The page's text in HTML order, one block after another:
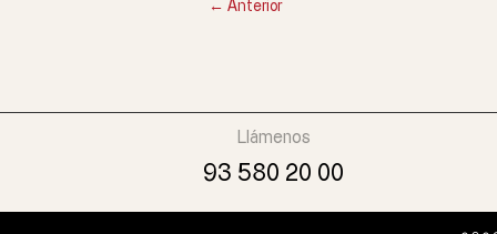
←Anterior
Llámenos
93 580 20 00